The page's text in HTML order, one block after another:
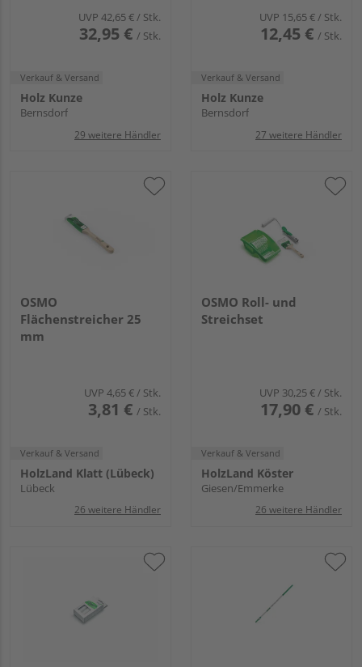
UVP 42,65 €/ Stk.
32,95 € / Stk.
Verkauf & Versand
Holz Kunze
Bernsdorf
29 weitere Händler
UVP 15,65 €/ Stk.
12,45 € / Stk.
Verkauf & Versand
Holz Kunze
Bernsdorf
27 weitere Händler
OSMO
Flächenstreicher 25
mm
UVP 4,65 €/ Stk.
3,81 € / Stk.
Verkauf & Versand
HolzLand Klatt (Lübeck)
Lübeck
26 weitere Händler
OSMO Roll- und
Streichset
UVP 30,25 €/ Stk.
17,90 € / Stk.
Verkauf & Versand
HolzLand Köster
Giesen/Emmerke
26 weitere Händler